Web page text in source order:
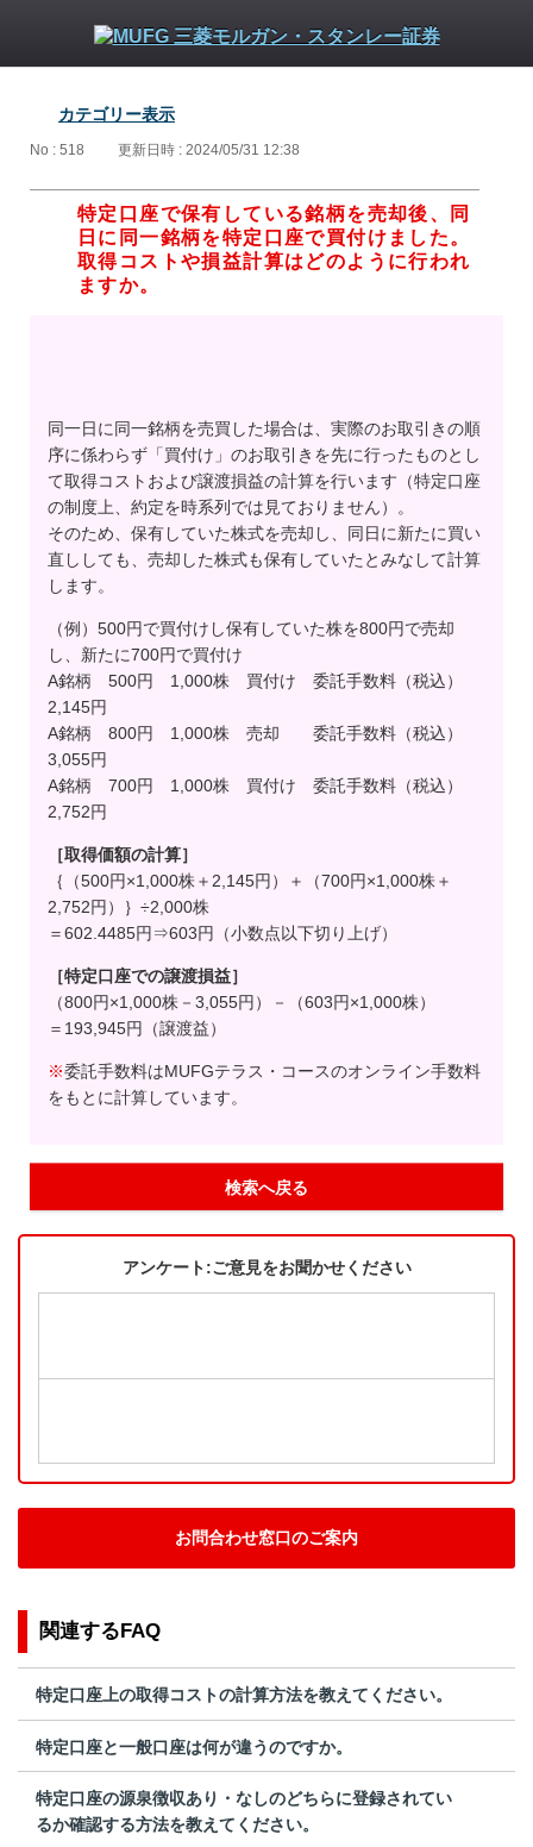
カテゴリー表示
No : 518 更新日時 : 2024/05/31 12:38
特定口座で保有している銘柄を売却後、同
日に同一銘柄を特定口座で買付けました。
取得コストや損益計算はどのように行われ
ますか。
同一日に同一銘柄を売買した場合は、実際のお取引きの順
序に係わらず「買付け」のお取引きを先に行ったものとし
て取得コストおよび譲渡損益の計算を行います（特定口座
の制度上、約定を時系列では見ておりません）。
そのため、保有していた株式を売却し、同日に新たに買い
直ししても、売却した株式も保有していたとみなして計算
します。
（例）500円で買付けし保有していた株を800円で売却
し、新たに700円で買付け
A銘柄 500円 1,000株 買付け 委託手数料（税込）
2,145円
A銘柄 800円 1,000株 売却 委託手数料（税込）
3,055円
A銘柄 700円 1,000株 買付け 委託手数料（税込）
2,752円
［取得価額の計算］
｛（500円×1,000株＋2,145円）＋（700円×1,000株＋
2,752円）｝÷2,000株
＝602.4485円⇒603円（小数点以下切り上げ）
［特定口座での譲渡損益］
（800円×1,000株－3,055円）－（603円×1,000株）
＝193,945円（譲渡益）
※委託手数料はMUFGテラス・コースのオンライン手数料
をもとに計算しています。
検索へ戻る
アンケート:ご意見をお聞かせください
お問合わせ窓口のご案内
関連するFAQ
特定口座上の取得コストの計算方法を教えてください。
特定口座と一般口座は何が違うのですか。
特定口座の源泉徴収あり・なしのどちらに登録されてい
るか確認する方法を教えてください。